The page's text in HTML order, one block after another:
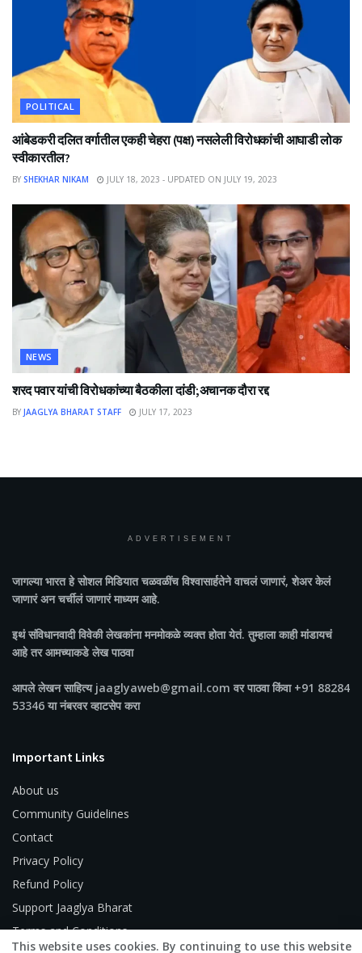
POLITICAL
आंबेडकरी दलित वर्गातील एकही चेहरा (पक्ष) नसलेली विरोधकांची आघाडी लोक
स्वीकारतील?
BY SHEKHAR NIKAM JULY 18, 2023 - UPDATED ON JULY 19, 2023
NEWS
शरद पवार यांची विरोधकांच्या बैठकीला दांडी;अचानक दौरा रद्द
BY JAAGLYA BHARAT STAFF JULY 17, 2023
ADVERTISEMENT
जागल्या भारतहे सोशल मिडियात चळवळींच विश्वासार्हतेने वाचलं जाणारं, शेअर केलं
जाणारं अन चर्चीलं जाणारं माध्यम आहे.
इथं संविधानवादी विवेकी लेखकांना मनमोकळे व्यक्त होता येतं. तुम्हाला काही मांडायचं
आहे तर आमच्याकडे लेख पाठवा
आपले लेखन साहित्य jaaglyaweb@gmail.com वर पाठवा किंवा +91 88284
53346 या नंबरवर व्हाटसेप करा
Important Links
About us
Community Guidelines
Contact
Privacy Policy
Refund Policy
Support Jaaglya Bharat
Terms and Conditions
This website uses cookies. By continuing to use this website